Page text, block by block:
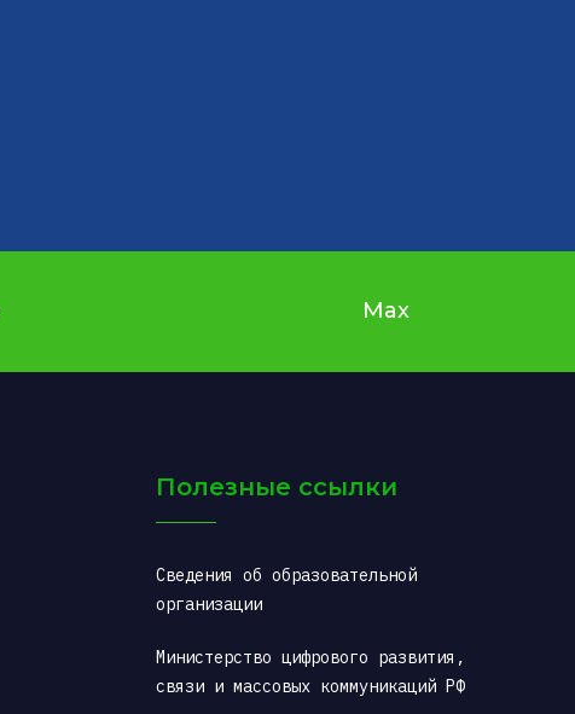
Max
Полезные ссылки
Сведения об образовательной
организации
Министерство цифрового развития,
связи и массовых коммуникаций РФ